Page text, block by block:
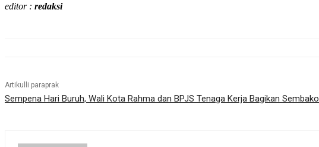
editor : redaksi
Artikulli paraprak
Sempena Hari Buruh, Wali Kota Rahma dan BPJS Tenaga Kerja Bagikan Sembako